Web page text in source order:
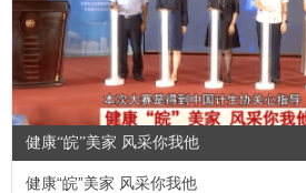
健康“皖”美家 风采你我他
健康“皖”美家 风采你我他